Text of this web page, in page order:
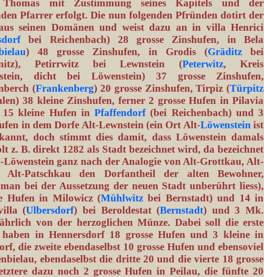
Thomas mit Zustimmung seines Kapitels und der
Pfarrer erfolgt. Die nun folgenden Pfründen dotirt der
seinen Domänen und weist dazu an in villa Henrici
bei Reichenbach) 28 grosse Zinshufen, in Bela
) 48 grosse Zinshufen, in Grodis (Gräditzbei
Petirrwitz bei Lewnstein (Peterwitz, Kreis
dicht bei Löwenstein) 37 grosse Zinshufen,
(Frankenberg) 20 grosse Zinshufen, Tirpiz (Türpitz
38 kleine Zinshufen, ferner 2 grosse Hufen in Pilavia
15 kleine Hufen inPfaffendorf(bei Reichenbach) und 3
in dem Dorfe Alt-Lewnstein (ein Ort Alt-Löwensteinist
doch stimmt dies damit, dass Löwenstein damals
z. B. direkt 1282 als Stadt bezeichnet wird, da bezeichnet
Löwenstein ganz nach der Analogie von Alt-Grottkau, Alt-
Alt-Patschkau den Dorfantheil der alten Bewohner,
bei der Aussetzung der neuen Stadt unberührt liess),
Hufen in Milowicz (Mühlwitz bei Bernstadt) und 14 in
(Ulbersdorf) bei Beroldestat (Bernstadt) und 3 Mk.
von der herzoglichen Münze. Dabei soll die erste
in Hennersdorf 18 grosse Hufen und 3 kleine in
die zweite ebendaselbst 10 grosse Hufen und ebensoviel
ebendaselbst die dritte 20 und die vierte 18 grosse
dazu noch 2 grosse Hufen in Peilau, die fünfte 20